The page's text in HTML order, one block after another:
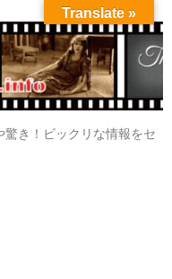
き！ビックリな情報をセ
Translate »